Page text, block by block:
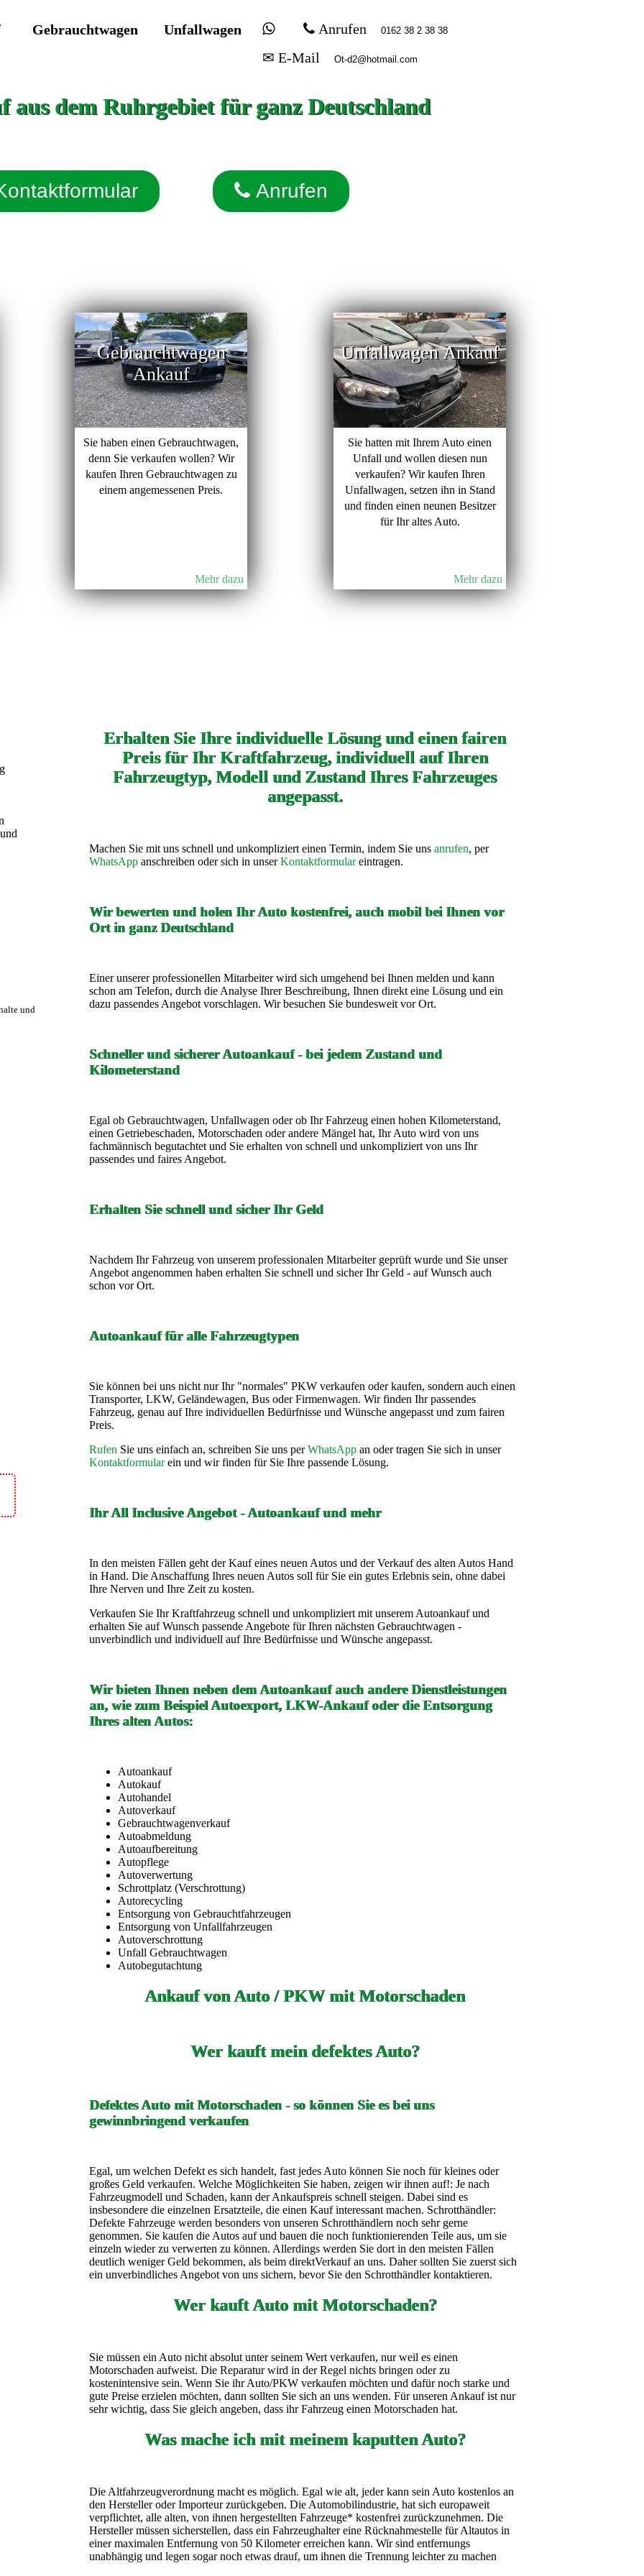
Gebrauchtwagen Unfallwagen
Anrufen
✉ E-Mail
aus dem Ruhrgebiet für ganz Deutschland
Anrufen
Gebrauchtwagen
Ankauf
Sie haben einen Gebrauchtwagen,
denn Sie verkaufen wollen? Wir
kaufen Ihren Gebrauchtwagen zu
einem angemessenen Preis.
Mehr dazu
Unfallwagen Ankauf
Sie hatten mit Ihrem Auto einen
Unfall und wollen diesen nun
verkaufen? Wir kaufen Ihren
Unfallwagen, setzen ihn in Stand
und finden einen neunen Besitzer
für Ihr altes Auto.
Mehr dazu
und
Erhalten Sie Ihre individuelle Lösung und einen fairen
Preis für Ihr Kraftfahrzeug, individuell auf Ihren
Fahrzeugtyp, Modell und Zustand Ihres Fahrzeuges
angepasst.
Machen Sie mit uns schnell und unkompliziert einen Termin, indem Sie uns anrufen, per
WhatsApp anschreiben oder sich in unserKontaktformulareintragen.
Wir bewerten und holen Ihr Auto kostenfrei, auch mobil bei Ihnen vor
Ort in ganz Deutschland
Einer unserer professionellen Mitarbeiter wird sich umgehend bei Ihnen melden und kann
schon am Telefon, durch die Analyse Ihrer Beschreibung, Ihnen direkt eine Lösung und ein
dazu passendes Angebot vorschlagen. Wir besuchen Sie bundesweit vor Ort.
Schneller und sicherer Autoankauf - bei jedem Zustand und
Kilometerstand
Egal ob Gebrauchtwagen, Unfallwagen oder ob Ihr Fahrzeug einen hohen Kilometerstand,
einen Getriebeschaden, Motorschaden oder andere Mängel hat, Ihr Auto wird von uns
fachmännisch begutachtet und Sie erhalten von schnell und unkompliziert von uns Ihr
passendes und faires Angebot.
Erhalten Sie schnell und sicher Ihr Geld
Nachdem Ihr Fahrzeug von unserem professionalen Mitarbeiter geprüft wurde und Sie unser
Angebot angenommen haben erhalten Sie schnell und sicher Ihr Geld - auf Wunsch auch
schon vor Ort.
Autoankauf für alle Fahrzeugtypen
Sie können bei uns nicht nur Ihr "normales" PKW verkaufen oder kaufen, sondern auch einen
Transporter, LKW, Geländewagen, Bus oder Firmenwagen. Wir finden Ihr passendes
Fahrzeug, genau auf Ihre individuellen Bedürfnisse und Wünsche angepasst und zum fairen
Preis.
Rufen Sie uns einfach an, schreiben Sie uns perWhatsApp an oder tragen Sie sich in unser
Kontaktformularein und wir finden für Sie Ihre passende Lösung.
Ihr All Inclusive Angebot - Autoankauf und mehr
In den meisten Fällen geht der Kauf eines neuen Autos und der Verkauf des alten Autos Hand
in Hand. Die Anschaffung Ihres neuen Autos soll für Sie ein gutes Erlebnis sein, ohne dabei
Ihre Nerven und Ihre Zeit zu kosten.
Verkaufen Sie Ihr Kraftfahrzeug schnell und unkompliziert mit unserem Autoankauf und
erhalten Sie auf Wunsch passende Angebote für Ihren nächsten Gebrauchtwagen -
unverbindlich und individuell auf Ihre Bedürfnisse und Wünsche angepasst.
Wir bieten Ihnen neben dem Autoankauf auch andere Dienstleistungen
an, wie zum Beispiel Autoexport, LKW-Ankauf oder die Entsorgung
Ihres alten Autos:
Autoankauf
Autokauf
Autohandel
Autoverkauf
Gebrauchtwagenverkauf
Autoabmeldung
Autoaufbereitung
Autopflege
Autoverwertung
Schrottplatz (Verschrottung)
Autorecycling
Entsorgung von Gebrauchtfahrzeugen
Entsorgung von Unfallfahrzeugen
Autoverschrottung
Unfall Gebrauchtwagen
Autobegutachtung
Ankauf von Auto / PKW mit Motorschaden
Wer kauft mein defektes Auto?
Defektes Auto mit Motorschaden - so können Sie es bei uns
gewinnbringend verkaufen
Egal, um welchen Defekt es sich handelt, fast jedes Auto können Sie noch für kleines oder
großes Geld verkaufen. Welche Möglichkeiten Sie haben, zeigen wir ihnen auf!: Je nach
Fahrzeugmodell und Schaden, kann der Ankaufspreis schnell steigen. Dabei sind es
insbesondere die einzelnen Ersatzteile, die einen Kauf interessant machen. Schrotthändler:
Defekte Fahrzeuge werden besonders von unseren Schrotthändlern noch sehr gerne
genommen. Sie kaufen die Autos auf und bauen die noch funktionierenden Teile aus, um sie
einzeln wieder zu verwerten zu können. Allerdings werden Sie dort in den meisten Fällen
deutlich weniger Geld bekommen, als beim direktVerkauf an uns. Daher sollten Sie zuerst sich
ein unverbindliches Angebot von uns sichern, bevor Sie den Schrotthändler kontaktieren.
Wer kauft Auto mit Motorschaden?
Sie müssen ein Auto nicht absolut unter seinem Wert verkaufen, nur weil es einen
Motorschaden aufweist. Die Reparatur wird in der Regel nichts bringen oder zu
kostenintensive sein. Wenn Sie ihr Auto/PKW verkaufen möchten und dafür noch starke und
gute Preise erzielen möchten, dann sollten Sie sich an uns wenden. Für unseren Ankauf ist nur
sehr wichtig, dass Sie gleich angeben, dass ihr Fahrzeug einen Motorschaden hat.
Was mache ich mit meinem kaputten Auto?
Die Altfahrzeugverordnung macht es möglich. Egal wie alt, jeder kann sein Auto kostenlos an
den Hersteller oder Importeur zurückgeben. Die Automobilindustrie, hat sich europaweit
verpflichtet, alle alten, von ihnen hergestellten Fahrzeuge* kostenfrei zurückzunehmen. Die
Hersteller müssen sicherstellen, dass ein Fahrzeughalter eine Rücknahmestelle für Altautos in
einer maximalen Entfernung von 50 Kilometer erreichen kann. Wir sind entfernungs
unabhängig und legen sogar noch etwas drauf, um ihnen die Trennung leichter zu machen